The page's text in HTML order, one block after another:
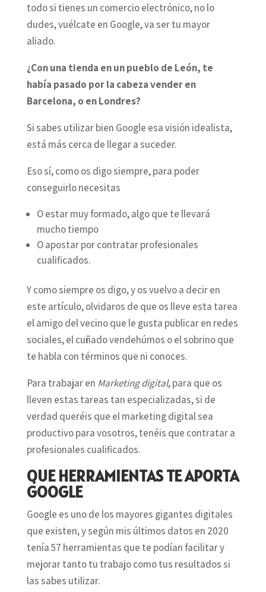
todo si tienes un comercio electrónico, no lo
dudes, vuélcate en Google, va ser tu mayor
aliado.
¿Con una tienda en un pueblo de León, te
había pasado por la cabeza vender en
Barcelona, o en Londres?
Si sabes utilizar bien Google esa visión idealista,
está más cerca de llegar a suceder.
Eso sí, como os digo siempre, para poder
conseguirlo necesitas
O estar muy formado, algo que te llevará
mucho tiempo
O apostar por contratar profesionales
cualificados.
Y como siempre os digo, y os vuelvo a decir en
este artículo, olvidaros de que os lleve esta tarea
el amigo del vecino que le gusta publicar en redes
sociales, el cuñado vendehúmos o el sobrino que
te habla con términos que ni conoces.
Para trabajar en Marketing digital, para que os
lleven estas tareas tan especializadas, si de
verdad queréis que el marketing digital sea
productivo para vosotros, tenéis que contratar a
profesionales cualificados.
QUE HERRAMIENTAS TE APORTA
GOOGLE
Google es uno de los mayores gigantes digitales
que existen, y según mis últimos datos en 2020
tenía 57 herramientas que te podían facilitar y
mejorar tanto tu trabajo como tus resultados si
las sabes utilizar.